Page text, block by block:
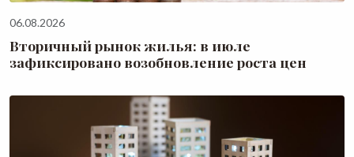
06.08.2026
Вторичный рынок жилья: в июле
зафиксировано возобновление роста цен